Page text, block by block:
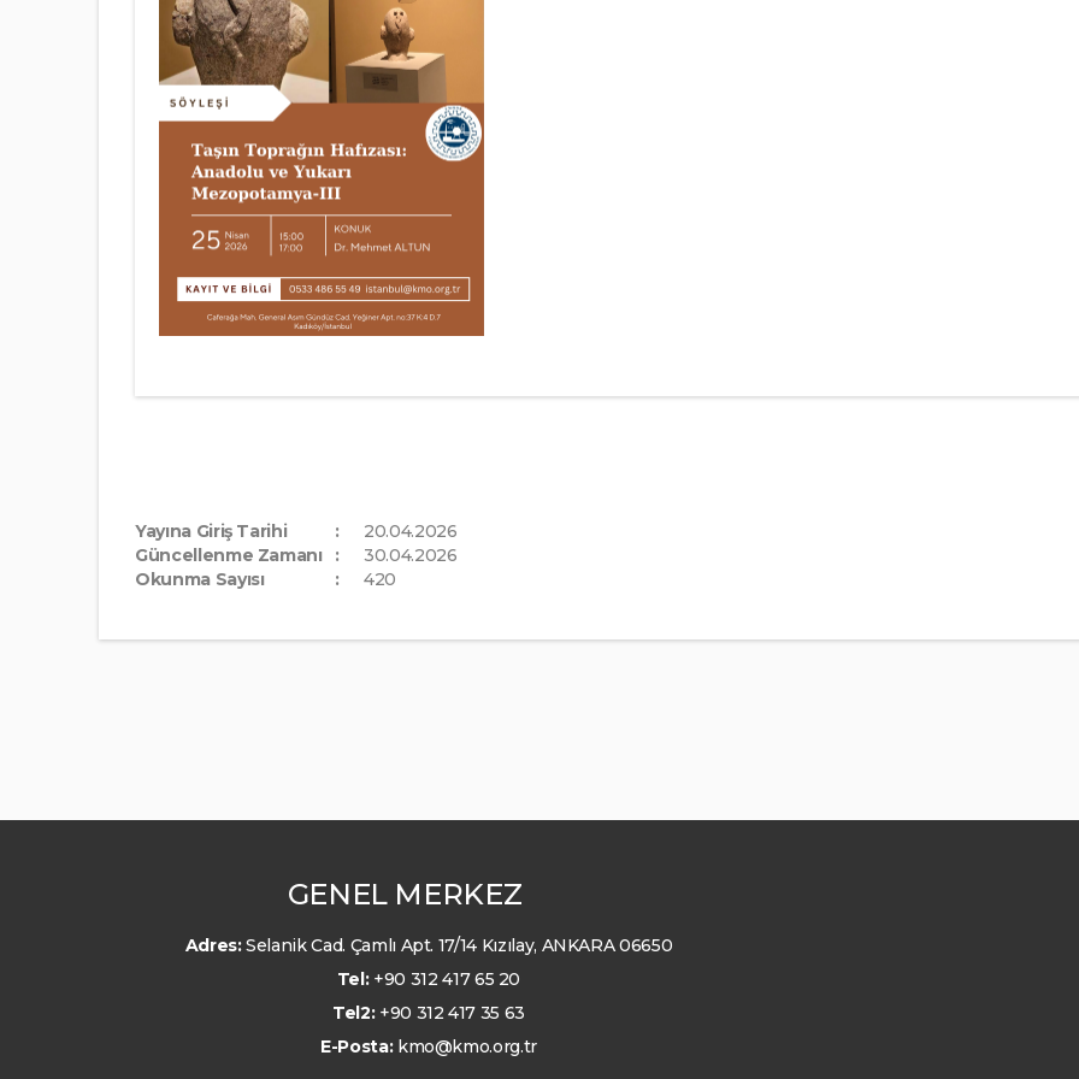
Yayına Giriş Tarihi
20.04.2026
Güncellenme Zamanı
30.04.2026
Okunma Sayısı
420
GENEL MERKEZ
Adres:Selanik Cad. Çamlı Apt. 17/14 Kızılay, ANKARA 06650
Tel: +90 312 417 65 20
Tel2: +90 312 417 35 63
E-Posta: kmo@kmo.org.tr